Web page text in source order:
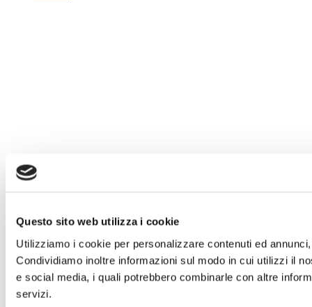
Questo sito web utilizza i cookie
Utilizziamo i cookie per personalizzare contenuti ed
Condividiamo inoltre informazioni sul modo in cui utilizzi il
e social media, i quali potrebbero combinarle con altre
servizi.